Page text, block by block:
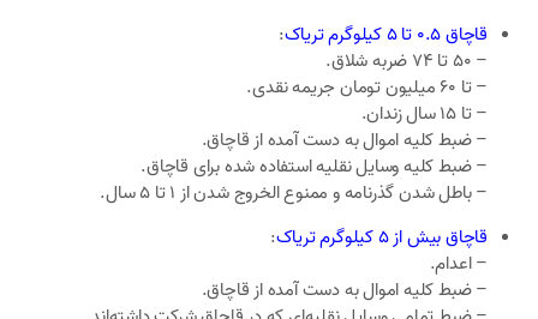
قاچاق 0.5 تا 5 کیلوگرم تریاک
:
– 50 تا 74 ضربه شلاق.
– تا 60 میلیون تومان جریمه نقدی.
– تا 15 سال زندان.
– ضبط کلیه اموال به دست آمده از قاچاق.
– ضبط کلیه وسایل نقلیه استفاده شده برای قاچاق.
– باطل شدن گذرنامه و ممنوع الخروج شدن از 1 تا 5 سال.
قاچاق بیش از 5 کیلوگرم تریاک
:
– اعدام.
– ضبط کلیه اموال به دست آمده از قاچاق.